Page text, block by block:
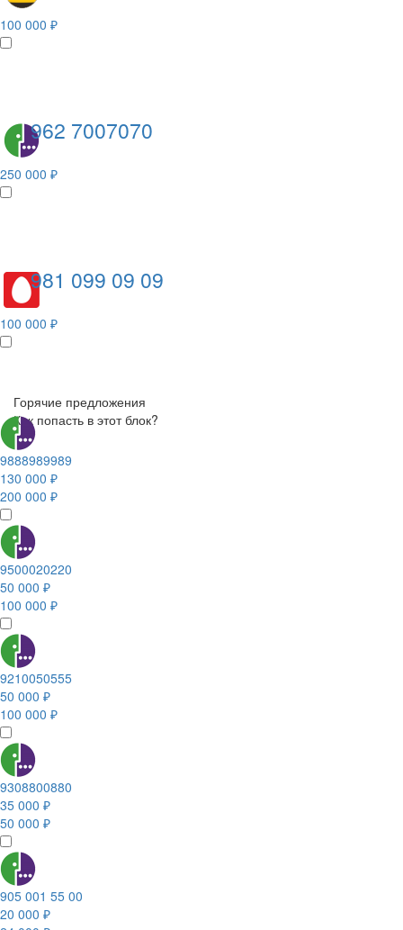
100 000 ₽
962 7007070
250 000 ₽
981 099 09 09
100 000 ₽
Горячие предложения
Как попасть в этот блок?
9888989989
130 000 ₽
200 000 ₽
9500020220
50 000 ₽
100 000 ₽
9210050555
50 000 ₽
100 000 ₽
9308800880
35 000 ₽
50 000 ₽
905 001 55 00
20 000 ₽